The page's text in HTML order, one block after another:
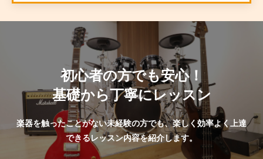
初心者の方でも安心！
基礎から丁寧にレッスン
楽器を触ったことがない未経験の方でも、楽しく効率よく上達
できるレッスン内容を紹介します。